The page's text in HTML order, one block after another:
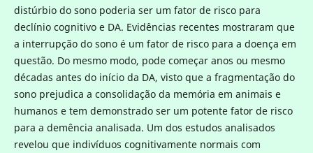
distúrbio do sono poderia ser um fator de risco para
declínio cognitivo e DA. Evidências recentes mostraram que
a interrupção do sono é um fator de risco para a doença em
questão. Do mesmo modo, pode começar anos ou mesmo
décadas antes do início da DA, visto que a fragmentação do
sono prejudica a consolidação da memória em animais e
humanos e tem demonstrado ser um potente fator de risco
para a demência analisada. Um dos estudos analisados
revelou que indivíduos cognitivamente normais com